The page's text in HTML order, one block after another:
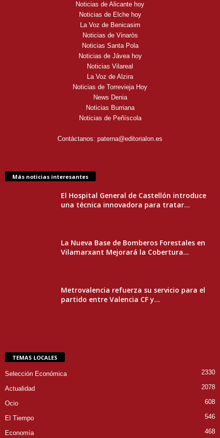
Noticias de Alicante hoy
Noticias de Elche hoy
La Voz de Benicasim
Noticias de Vinaròs
Noticias Santa Pola
Noticias de Jávea hoy
Noticias Vilareal
La Voz de Alzira
Noticias de Torrevieja Hoy
News Denia
Noticias Burriana
Noticias de Peñíscola
Contáctanos: paterna@editorialon.es
Más noticias interesantes
El Hospital General de Castellón introduce
una técnica innovadora para tratar...
La Nueva Base de Bomberos Forestales en
Vilamarxant Mejorará la Cobertura...
Metrovalencia refuerza su servicio para el
partido entre Valencia CF y...
TEMAS LOCALES
Selección Económica 2330
Actualidad 2078
Ocio 608
El Tiempo 546
Economía 468